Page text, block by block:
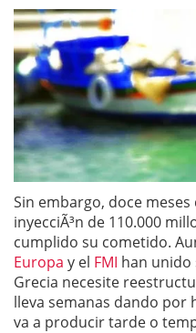
Sin embargo, doce
inyecciÃ³n de 110.000
cumplido su cometido.
Europa y el FMI han unido
Grecia necesite
lleva semanas dando por
va a producir tarde o